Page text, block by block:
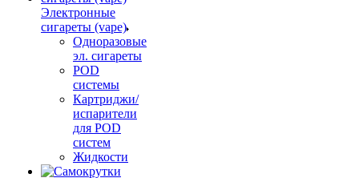
Электронные
сигареты (vape)
Одноразовые
эл. сигареты
POD
системы
Картриджи/
испарители
для POD
систем
Жидкости